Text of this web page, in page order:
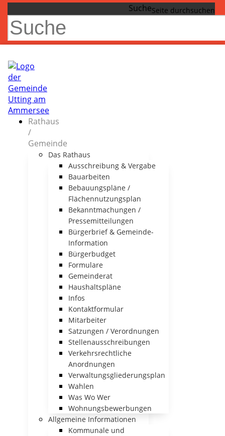
Suche
Rathaus
/
Gemeinde
Das Rathaus
Ausschreibung & Vergabe
Bauarbeiten
Bebauungspläne /
Flächennutzungsplan
Bekanntmachungen /
Pressemitteilungen
Bürgerbrief & Gemeinde-
Information
Bürgerbudget
Formulare
Gemeinderat
Haushaltspläne
Infos
Kontaktformular
Mitarbeiter
Satzungen / Verordnungen
Stellenausschreibungen
Verkehrsrechtliche
Anordnungen
Verwaltungsgliederungsplan
Wahlen
Was Wo Wer
Wohnungsbewerbungen
Allgemeine Informationen
Kommunale und